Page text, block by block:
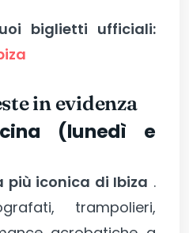
biglietti ufficiali:
in evidenza
(lunedì e
più iconica di Ibiza .
trampolieri,